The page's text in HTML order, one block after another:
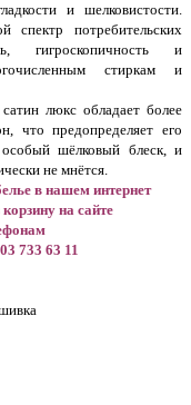
и шелковистости.
спектр потребительских
гигроскопичность и
стиркам и
люкс обладает более
что предопределяет его
шёлковый блеск, и
не мнётся.
в нашем интернет
на сайте
733 63 11